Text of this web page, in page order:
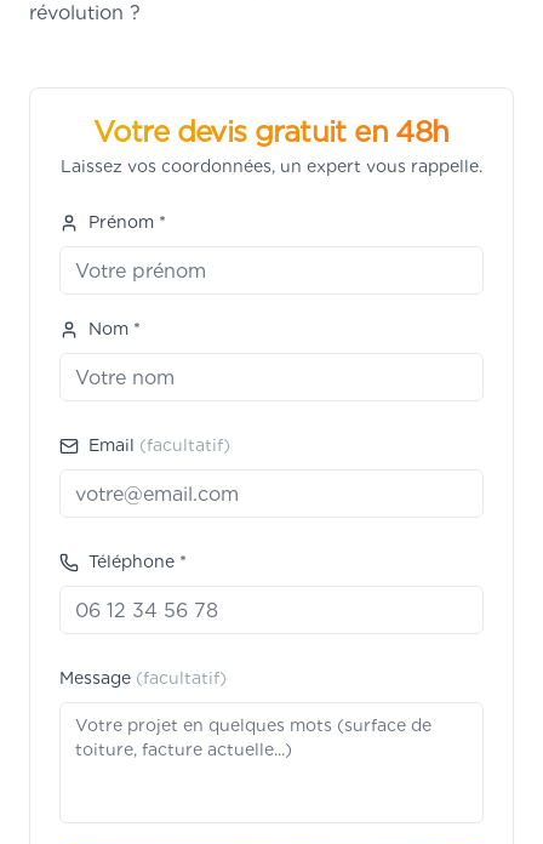
révolution ?
Votre devis gratuit en 48h
Laissez vos coordonnées, un expert vous rappelle.
Prénom *
Nom *
Email (facultatif)
Téléphone *
Message (facultatif)